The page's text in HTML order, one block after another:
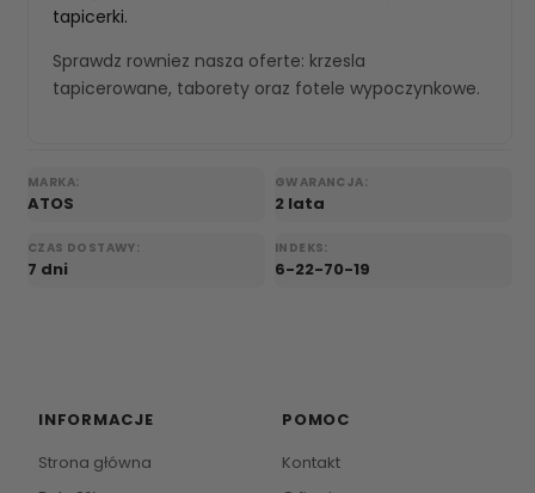
tapicerki.
Sprawdz rowniez nasza oferte: krzesla
tapicerowane, taborety oraz fotele wypoczynkowe.
MARKA:
ATOS
GWARANCJA:
2 lata
CZAS DOSTAWY:
7 dni
INDEKS:
6-22-70-19
INFORMACJE
Strona główna
POMOC
Kontakt